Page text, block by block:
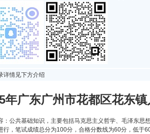
详情见下方介绍
年广东广州市花都区花东
：公共基础知识，主要包括马克思主义哲学、毛泽东
行，笔试成绩总分为100分，合格分数线为60分，低